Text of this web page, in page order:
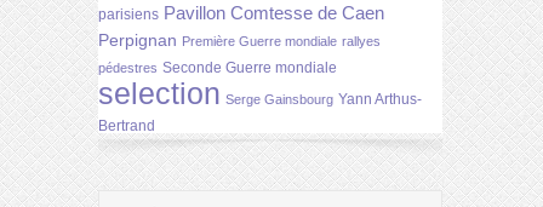
parisiens Pavillon Comtesse de Caen
Perpignan Première Guerre mondiale rallyes
pédestres Seconde Guerre mondiale
selection Serge Gainsbourg Yann Arthus-
Bertrand